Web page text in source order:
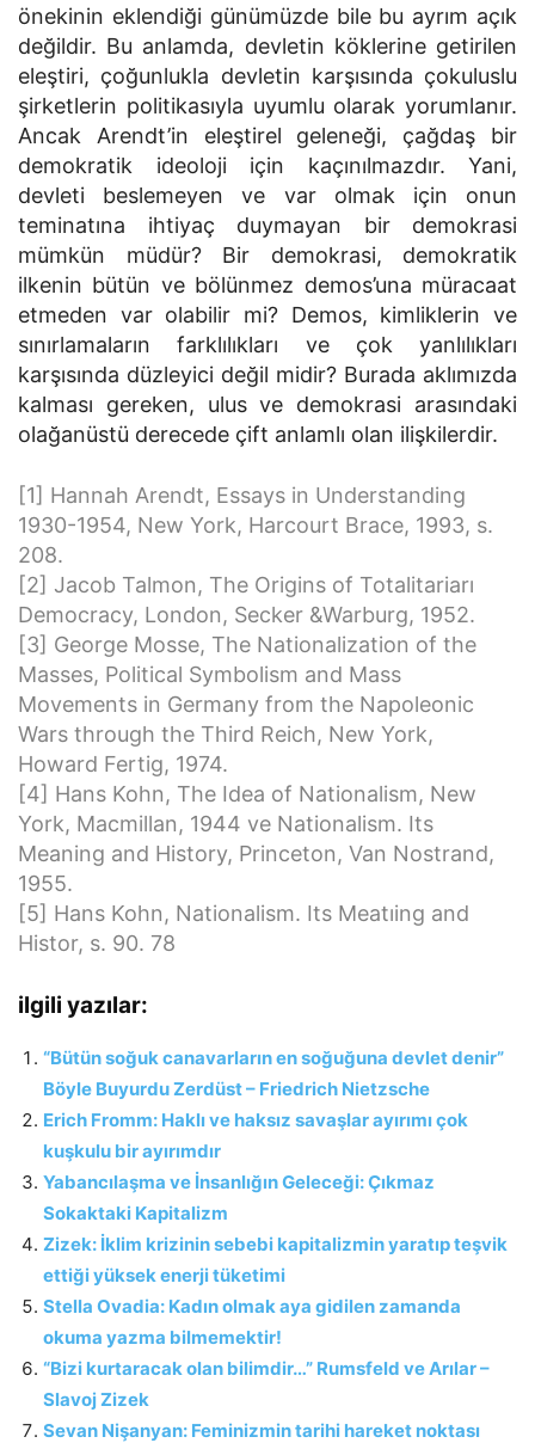
önekinin eklendiği günümüzde bile bu ayrım açık
değildir. Bu anlamda, devletin köklerine getirilen
eleştiri, çoğunlukla devletin karşısında çokuluslu
şirketlerin politikasıyla uyumlu olarak yorumlanır.
Ancak Arendt’in eleştirel geleneği, çağdaş bir
demokratik ideoloji için kaçınılmazdır. Yani,
devleti beslemeyen ve var olmak için onun
teminatına ihtiyaç duymayan bir demokrasi
mümkün müdür? Bir demokrasi, demokratik
ilkenin bütün ve bölünmez demos’una müracaat
etmeden var olabilir mi? Demos, kimliklerin ve
sınırlamaların farklılıkları ve çok yanlılıkları
karşısında düzleyici değil midir? Burada aklımızda
kalması gereken, ulus ve demokrasi arasındaki
olağanüstü derecede çift anlamlı olan ilişkilerdir.
[1] Hannah Arendt, Essays in Understanding
1930-1954, New York, Harcourt Brace, 1993, s.
208.
[2] Jacob Talmon, The Origins of Totalitariarı
Democracy, London, Secker &Warburg, 1952.
[3] George Mosse, The Nationalization of the
Masses, Political Symbolism and Mass
Movements in Germany from the Napoleonic
Wars through the Third Reich, New York,
Howard Fertig, 1974.
[4] Hans Kohn, The Idea of Nationalism, New
York, Macmillan, 1944 ve Nationalism. Its
Meaning and History, Princeton, Van Nostrand,
1955.
[5] Hans Kohn, Nationalism. Its Meatıing and
Histor, s. 90. 78
ilgili yazılar:
“Bütün soğuk canavarların en soğuğuna devlet denir”
Böyle Buyurdu Zerdüst – Friedrich Nietzsche
Erich Fromm: Haklı ve haksız savaşlar ayırımı çok
kuşkulu bir ayırımdır
Yabancılaşma ve İnsanlığın Geleceği: Çıkmaz
Sokaktaki Kapitalizm
Zizek: İklim krizinin sebebi kapitalizmin yaratıp teşvik
ettiği yüksek enerji tüketimi
Stella Ovadia: Kadın olmak aya gidilen zamanda
okuma yazma bilmemektir!
“Bizi kurtaracak olan bilimdir…” Rumsfeld ve Arılar –
Slavoj Zizek
Sevan Nişanyan: Feminizmin tarihi hareket noktası